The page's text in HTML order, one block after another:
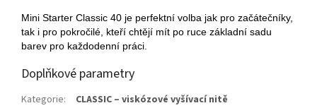
Mini Starter Classic 40 je perfektní volba jak pro začátečníky,
tak i pro pokročilé, kteří chtějí mít po ruce základní sadu
barev pro každodenní práci.
Doplňkové parametry
Kategorie:
CLASSIC – viskózové vyšívací nitě